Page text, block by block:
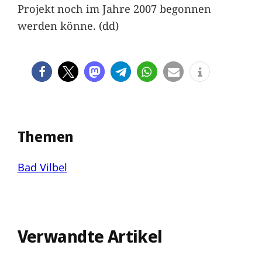
Projekt noch im Jahre 2007 begonnen
werden könne. (dd)
Themen
Bad Vilbel
Verwandte Artikel